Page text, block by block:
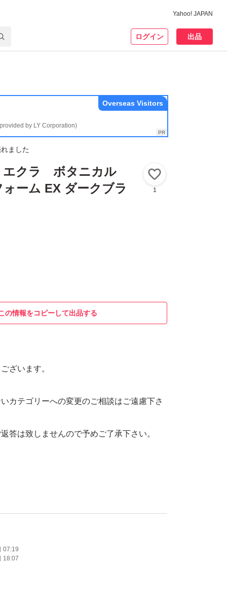
Yahoo! JAPAN
ログイン 出品
by LY Corporation)
Overseas Visitors
ました
クラ ボタニカル
ーム EX ダークブラ
1
の情報をコピーして出品する
ざいます。
カテゴリーへの変更のご相談はご遠慮下さ
答は致しませんので予めご了承下さい。
ボタニカル エアカラーフォーム EX ダ
1箱
さの都合、ビニールのみの簡易梱包となり
07:19
18:07